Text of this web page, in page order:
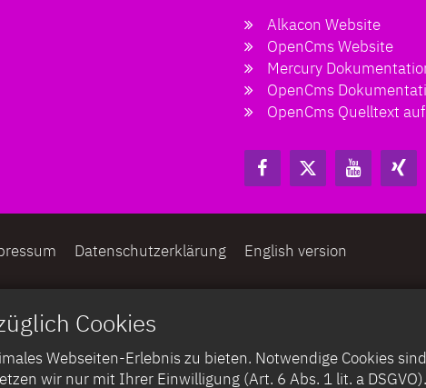
Cookies
Webseiten-Erlebnis zu bieten. Notwendige Cookies
wir nur mit Ihrer Einwilligung (Art. 6 Abs. 1 lit. a
Alkacon Website
OpenCms Website
Mercury
OpenCms
OpenCms Quelltext
Datenschutzerklärung English version